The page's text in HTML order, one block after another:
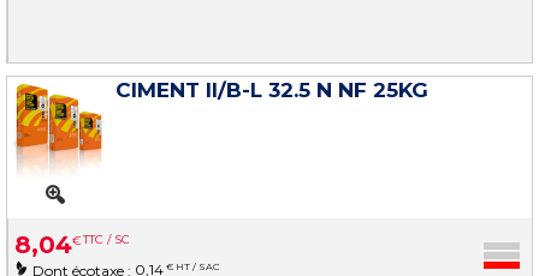
CIMENT II/B-L 32.5 N NF 25KG
8,04€TTC / SC
Dont écotaxe : 0,14 € HT / SAC